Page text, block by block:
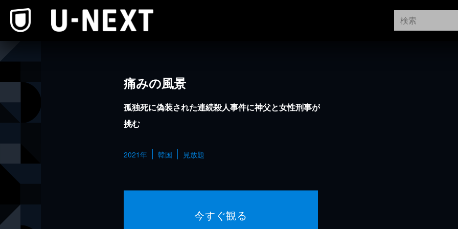
痛みの風景
孤独死に偽装された連続殺人事件に神父と女性刑事が
挑む
2021年 韓国 見放題
今すぐ観る